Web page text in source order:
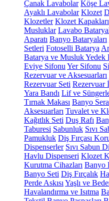
Çanak Lavabolar Köşe
Ayaklı Lavabolar Klozet
Klozetler Klozet Kapakları
Musluklar Lavabo
Aparatı Banyo Bataryaları
Setleri Fotoselli Batarya
Batarya ve Musluk Yedek
Eviye Sifonu Yer Sifonu
Rezervuar ve Aksesuarları
Rezervuar Seti Rezervuar
Yara Bandı Lif ve
Tırnak Makası Banyo
Aksesuarları Tuvalet ve
Kağıtlık Seti Duş Rafı
Taburesi Sabunluk Sıvı
Pamukluk Diş Fırçası
Dispenserler Sıvı Sabun
Havlu Dispenseri Klozet
Kurutma Cihazları Banyo
Banyo Seti Diş Fırçalık
Perde Askısı Yaşlı ve
Havalandırma ve Isıtma